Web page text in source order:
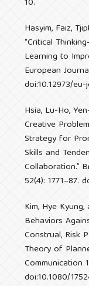
Hasyim, Faiz,
“Critical
Learning to
European
doi:10.12973/eu-
Hsia, Lu-Ho,
Creative
Strategy for
Skills and
Collaboration.”
52(4): 1771–87.
Kim, Hye
Behaviors
Construal, Risk
Theory of
Communication
doi:10.1080/